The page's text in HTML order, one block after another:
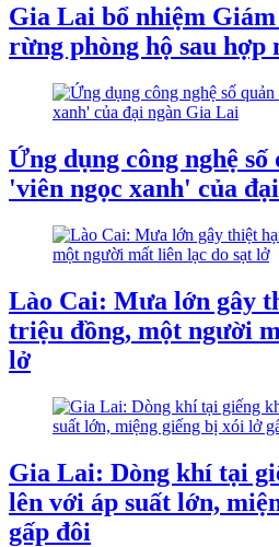
Gia Lai bổ nhiệm
rừng phòng hộ sau hợp
Ứng dụng công nghệ số
'viên ngọc xanh' của
Lào Cai: Mưa lớn gây
triệu đồng, một người
lở
Gia Lai: Dòng khí tại
lên với áp suất lớn,
gấp đôi